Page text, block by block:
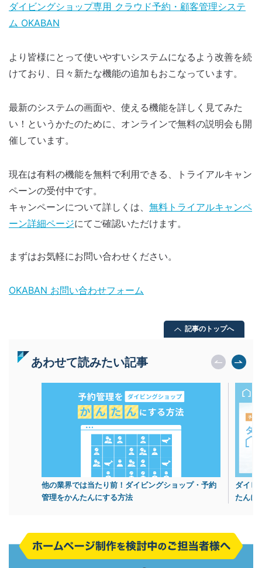
ダイビングショップ専用 クラウド予約・顧客管理システ
ム OKABAN
より皆様にとって使いやすいシステムになるよう改善を続
けており、日々新たな機能の追加もおこなっています。
最新のシステムの画面や、使える機能を詳しく見てみた
い！というかたのために、オンラインで無料の説明会も開
催しています。
現在は有料の機能を無料で利用できる、トライアルキャン
ペーンの受付中です。
キャンペーンについて詳しくは、 無料トライアルキャンペ
ーン詳細ページにてご確認いただけます。
まずはお気軽にお問い合わせください。
OKABAN お問い合わせフォーム
記事のトップへ
あわせて読みたい記事
他の業界では当たり前！ダイビングショップ・予約
管理をかんたんにする方法
ダイビ
たんに